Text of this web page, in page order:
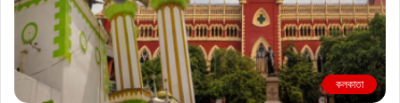
কলকাতা